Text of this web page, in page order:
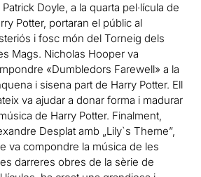
Doyle, a la quarta pel·lícula de
Potter, portaran el públic al
i fosc món del Torneig dels
Mags. Nicholas Hooper va
«Dumbledors Farewell» a la
i sisena part de Harry Potter. Ell
va ajudar a donar forma i madurar
de Harry Potter. Finalment,
Desplat amb „Lily`s Theme”,
va compondre la música de les
darreres obres de la sèrie de